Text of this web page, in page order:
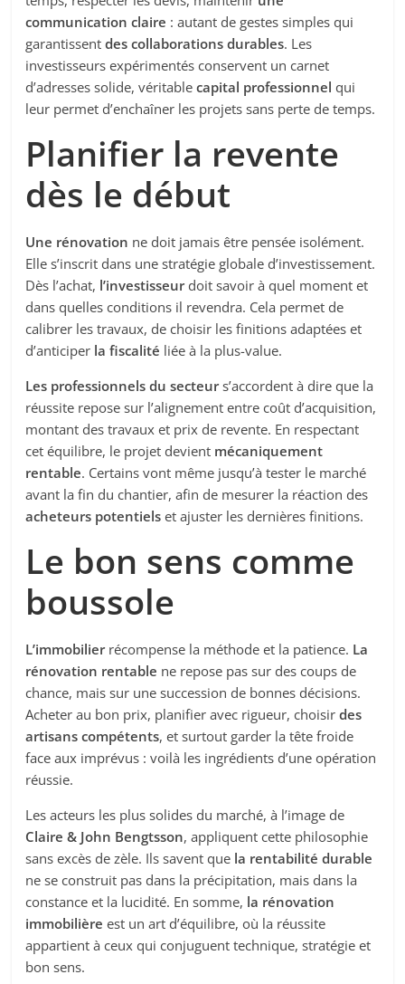
communication claire : autant de gestes simples qui
garantissentdes collaborations durables. Les
investisseurs expérimentés conservent un carnet
d’adresses solide, véritablecapital professionnel qui
leur permet d’enchaîner les projets sans perte de temps.
Planifier la revente
dès le début
Une rénovation ne doit jamais être pensée isolément.
Elle s’inscrit dans une stratégie globale d’investissement.
Dès l’achat, l’investisseurdoit savoir à quel moment et
dans quelles conditions il revendra. Cela permet de
calibrer les travaux, de choisir les finitions adaptées et
d’anticiper la fiscalité liée à la plus-value.
Les professionnels du secteurs’accordent à dire que la
réussite repose sur l’alignement entre coût d’acquisition,
montant des travaux et prix de revente. En respectant
cet équilibre, le projet devient mécaniquement
rentable. Certains vont même jusqu’à tester le marché
avant la fin du chantier, afin de mesurer la réaction des
acheteurs potentiels et ajuster les dernières finitions.
Le bon sens comme
boussole
L’immobilierrécompense la méthode et la patience. La
rénovation rentable ne repose pas sur des coups de
chance, mais sur une succession de bonnes décisions.
Acheter au bon prix, planifier avec rigueur, choisirdes
artisans compétents, et surtout garder la tête froide
face aux imprévus : voilà les ingrédients d’une opération
réussie.
Les acteurs les plus solides du marché, à l’image de
Claire & John Bengtsson, appliquent cette philosophie
sans excès de zèle. Ils savent que la rentabilité durable
ne se construit pas dans la précipitation, mais dans la
constance et la lucidité. En somme, la rénovation
immobilière est un art d’équilibre, où la réussite
appartient à ceux qui conjuguent technique, stratégie et
bon sens.